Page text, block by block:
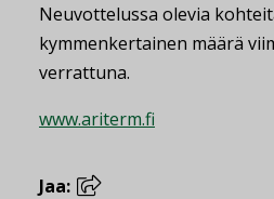
Neuvottelussa olevia
kymmenkertainen määrä
verrattuna.
www.ariterm.fi
Jaa: